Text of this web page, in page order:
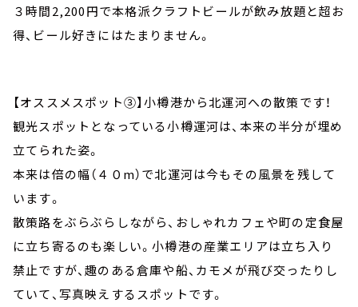
３時間2,200円で本格派クラフトビールが飲み放題と超お
得、ビール好きにはたまりません。
【オススメスポット③】小樽港から北運河への散策です！
観光スポットとなっている小樽運河は、本来の半分が埋め
立てられた姿。
本来は倍の幅（４０m）で北運河は今もその風景を残して
います。
散策路をぶらぶらしながら、おしゃれカフェや町の定食屋
に立ち寄るのも楽しい。小樽港の産業エリアは立ち入り
禁止ですが、趣のある倉庫や船、カモメが飛び交ったりし
ていて、写真映えするスポットです。